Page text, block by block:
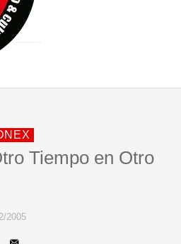
EN EXVITA [RELATIVA
EXVITA INTERPRETANDO A SERRAT
Tiempo en Otro
2005